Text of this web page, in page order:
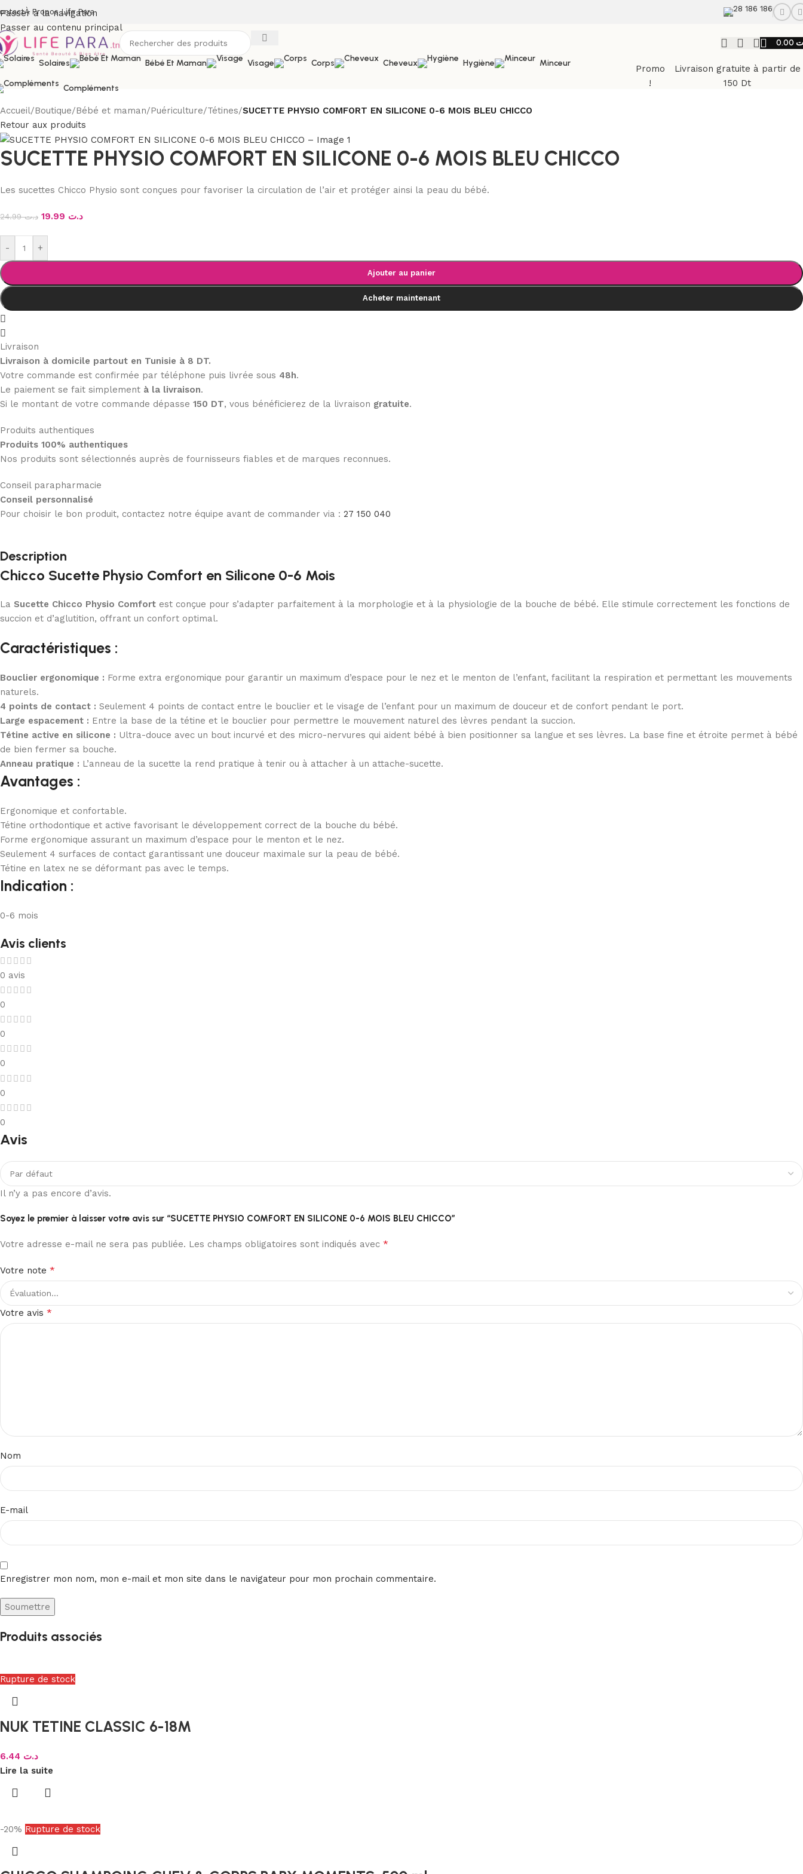
Passer à la navigation
Passer au contenu principal
À Propos Life Para 28 186 186
Solaires
Bébé Et Maman Visage Corps Cheveux Hygiène Minceur
Compléments
Promo
!
Livraison gratuite à partir de
150 Dt
Accueil/Boutique/Bébé et maman/Puériculture/Tétines/SUCETTE PHYSIO COMFORT EN SILICONE 0-6 MOIS BLEU CHICCO
Retour aux produits
SUCETTE PHYSIO COMFORT EN SILICONE 0-6 MOIS BLEU CHICCO
Les sucettes Chicco Physio sont conçues pour favoriser la circulation de l’air et protéger ainsi la peau du bébé.
د.ت24.99 د.ت
- +
Ajouter au panier
Acheter maintenant
Livraison
Livraison à domicile partout en Tunisie à 8 DT.
Votre commande est confirmée par téléphone puis livrée sous 48h.
Le paiement se fait simplement à la livraison.
Si le montant de votre commande dépasse 150 DT, vous bénéficierez de la livraison gratuite.
Produits authentiques
Produits 100% authentiques
Nos produits sont sélectionnés auprès de fournisseurs fiables et de marques reconnues.
Conseil parapharmacie
Conseil personnalisé
Pour choisir le bon produit, contactez notre équipe avant de commander via : 27 150 040
Description
Chicco Sucette Physio Comfort en Silicone 0-6 Mois
La Sucette Chicco Physio Comfort est conçue pour s’adapter parfaitement à la morphologie et à la physiologie de la bouche de bébé. Elle stimule correctement les fonctions de
succion et d’aglutition, offrant un confort optimal.
Caractéristiques :
Bouclier ergonomique : Forme extra ergonomique pour garantir un maximum d’espace pour le nez et le menton de l’enfant, facilitant la respiration et permettant les mouvements
naturels.
4 points de contact : Seulement 4 points de contact entre le bouclier et le visage de l’enfant pour un maximum de douceur et de confort pendant le port.
Large espacement : Entre la base de la tétine et le bouclier pour permettre le mouvement naturel des lèvres pendant la succion.
Tétine active en silicone : Ultra-douce avec un bout incurvé et des micro-nervures qui aident bébé à bien positionner sa langue et ses lèvres. La base fine et étroite permet à bébé
de bien fermer sa bouche.
Anneau pratique : L’anneau de la sucette la rend pratique à tenir ou à attacher à un attache-sucette.
Avantages :
Ergonomique et confortable.
Tétine orthodontique et active favorisant le développement correct de la bouche du bébé.
Forme ergonomique assurant un maximum d’espace pour le menton et le nez.
Seulement 4 surfaces de contact garantissant une douceur maximale sur la peau de bébé.
Tétine en latex ne se déformant pas avec le temps.
Indication :
0-6 mois
Avis clients
0 avis
0
0
0
0
0
Avis
Il n’y a pas encore d’avis.
Soyez le premier à laisser votre avis sur “SUCETTE PHYSIO COMFORT EN SILICONE 0-6 MOIS BLEU CHICCO”
Votre adresse e-mail ne sera pas publiée. Les champs obligatoires sont indiqués avec *
Votre note *
Votre avis *
Nom
E-mail
Enregistrer mon nom, mon e-mail et mon site dans le navigateur pour mon prochain commentaire.
Produits associés
Rupture de stock
NUK TETINE CLASSIC 6-18M
د.ت
Lire la suite
-20% Rupture de stock